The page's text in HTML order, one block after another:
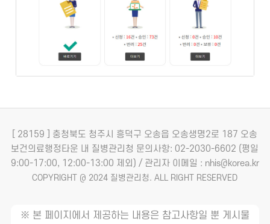
[ 28159 ] 충청북도 청주시 흥덕구 오송읍 오송생명2로 187 오송
보건의료행정타운 내 질병관리청 문의사항: 02-2030-6602 (평일
9:00-17:00, 12:00-13:00 제외) / 관리자 이메일 : nhis@korea.kr
COPYRIGHT @ 2024 질병관리청. ALL RIGHT RESERVED
※ 본 페이지에서 제공하는 내용은 참고사항일 뿐 게시물